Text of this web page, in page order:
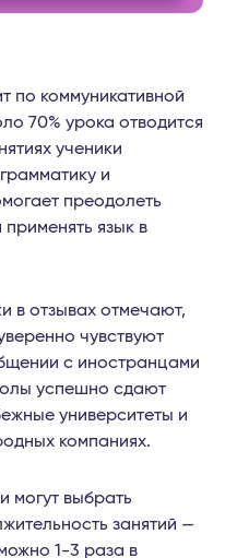
по коммуникативной
70% урока отводится
ученики
и
преодолеть
язык в
в отзывах отмечают,
чувствуют
с иностранцами
успешно сдают
университеты и
компаниях.
могут выбрать
занятий —
1-3 раза в